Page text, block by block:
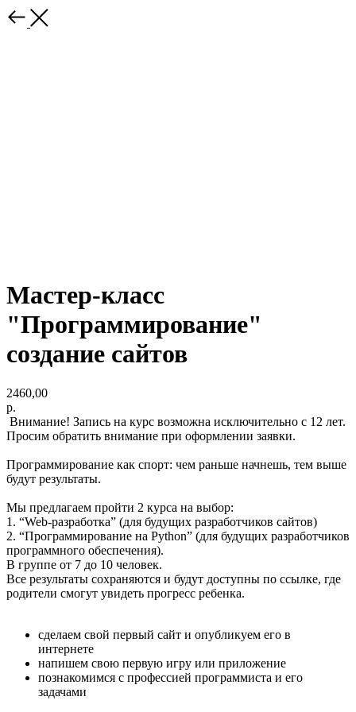
Мастер-класс
"Программирование"
создание сайтов
2460,00
р.
Внимание! Запись на курс возможна исключительно с 12 лет.
Просим обратить внимание при оформлении заявки.
Программирование как спорт: чем раньше начнешь, тем выше
будут результаты.
Мы предлагаем пройти 2 курса на выбор:
1. “Web-разработка” (для будущих разработчиков сайтов)
2. “Программирование на Python” (для будущих разработчиков
программного обеспечения).
В группе от 7 до 10 человек.
Все результаты сохраняются и будут доступны по ссылке, где
родители смогут увидеть прогресс ребенка.
сделаем свой первый сайт и опубликуем его в
интернете
напишем свою первую игру или приложение
познакомимся с профессией программиста и его
задачами